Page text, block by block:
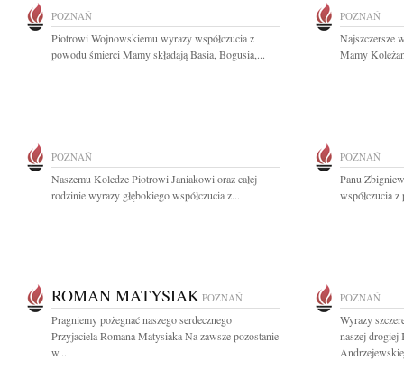
POZNAŃ
Piotrowi Wojnowskiemu wyrazy współczucia z
powodu śmierci Mamy składają Basia, Bogusia,...
POZNAŃ
Najszczersze
Mamy
POZNAŃ
Naszemu Koledze Piotrowi Janiakowi oraz całej
rodzinie wyrazy głębokiego współczucia z...
POZNAŃ
Panu
współczucia
ROMAN MATYSIAK POZNAŃ
Pragniemy pożegnać naszego serdecznego
Przyjaciela Romana Matysiaka Na zawsze pozostanie
w...
POZNAŃ
Wyrazy
naszej drogiej